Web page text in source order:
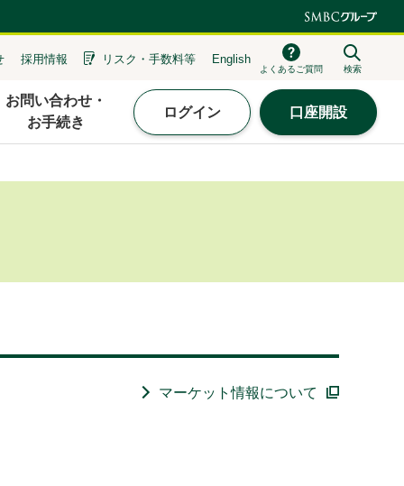
採用情報 リスク・ 手数料等 English
よくあるご質問 検索
お問い合わせ・
お手続き
ログイン 口座開設
マーケット情報について